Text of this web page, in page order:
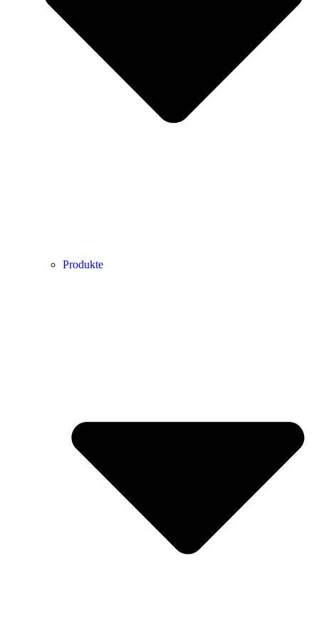
Produkte